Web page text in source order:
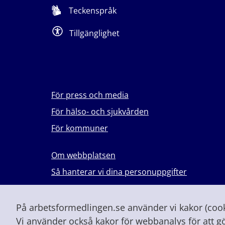
På arbetsformedlingen.se använder vi kakor
Vi använder också kakor för webbanalys för att
Teckenspråk
Tillgänglighet
För press och media
För hälso- och sjukvården
För kommuner
Om webbplatsen
Så hanterar vi dina personuppgifter
Lever du med våld i en nära relation?
Vid höjd beredskap och krig